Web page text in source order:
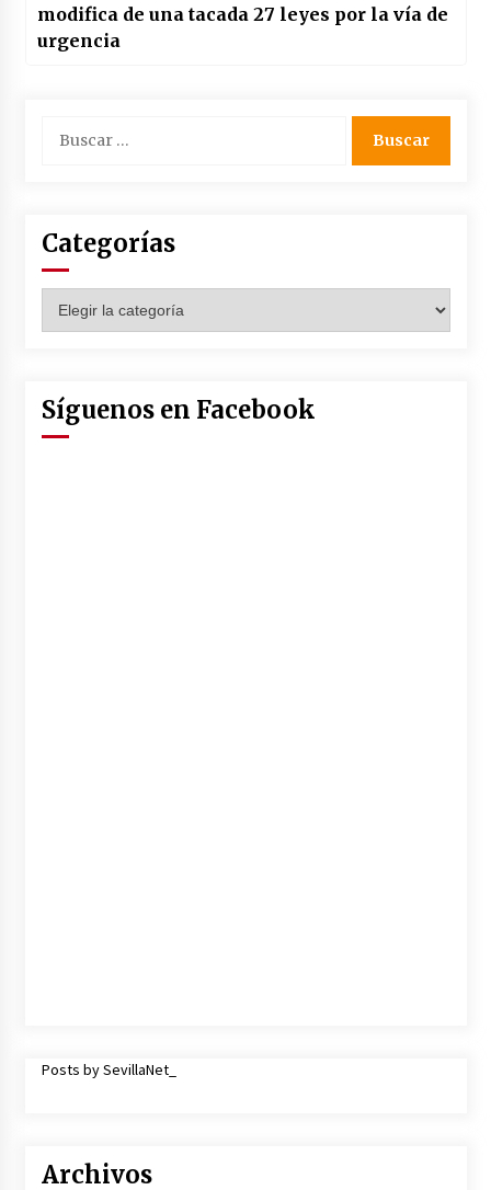
modifica de una tacada 27 leyes por la vía de
urgencia
Categorías
Síguenos en Facebook
Posts by SevillaNet_
Archivos